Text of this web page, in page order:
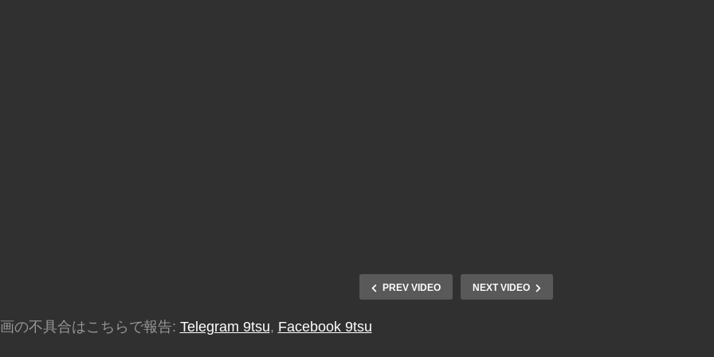
PREV VIDEO NEXT VIDEO
の不具合はこちらで報告: Telegram 9tsu, Facebook 9tsu